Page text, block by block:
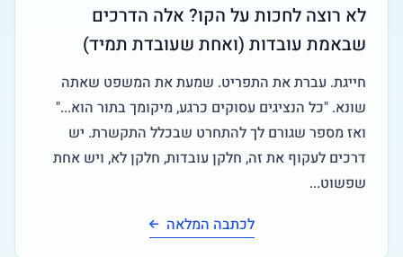
לא רוצה לחכות על הקו? אלה הדרכים
שבאמת עובדות (ואחת שעובדת תמיד)
חייגת. עברת את התפריט. שמעת את המשפט שאתה
שונא. "כל הנציגים עסוקים כרגע, מיקומך בתור הוא..."
ואז מספר שגורם לך להתחרט שבכלל התקשרת. יש
דרכים לעקוף את זה, חלקן עובדות, חלקן לא, ויש אחת
שפשוט...
לכתבה המלאה